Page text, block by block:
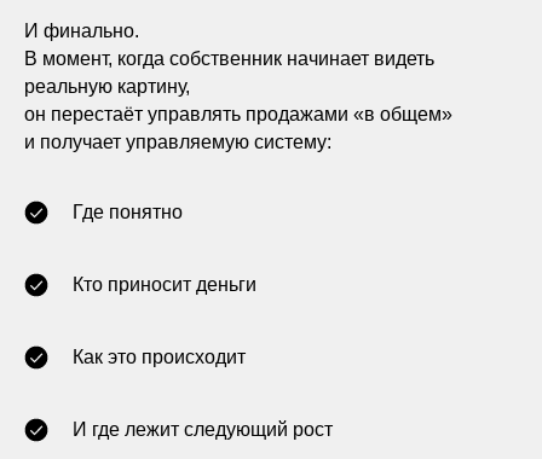
И финально.
В момент, когда собственник начинает видеть
реальную картину,
он перестаёт управлять продажами «в общем»
и получает управляемую систему:
Где понятно
Кто приносит деньги
Как это происходит
И где лежит следующий рост